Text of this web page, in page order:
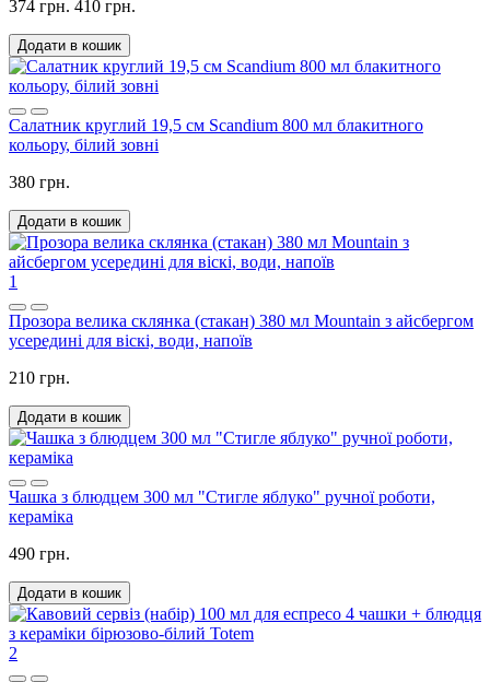
374 грн. 410 грн.
Додати в кошик
Салатник круглий 19,5 см Scandium 800 мл блакитного
кольору, білий зовні
380 грн.
Додати в кошик
1
Прозора велика склянка (стакан) 380 мл Mountain з айсбергом
усередині для віскі, води, напоїв
210 грн.
Додати в кошик
Чашка з блюдцем 300 мл "Стигле яблуко" ручної роботи,
кераміка
490 грн.
Додати в кошик
2